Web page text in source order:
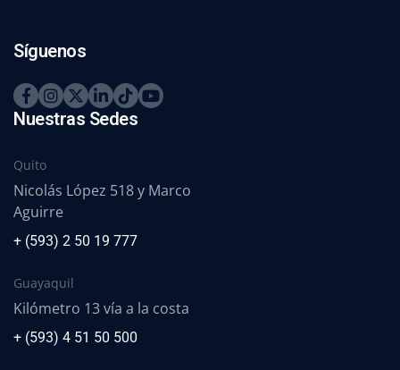
Síguenos
Nuestras Sedes
Quito
Nicolás López 518 y Marco
Aguirre
+ (593) 2 50 19 777
Guayaquil
Kilómetro 13 vía a la costa
+ (593) 4 51 50 500